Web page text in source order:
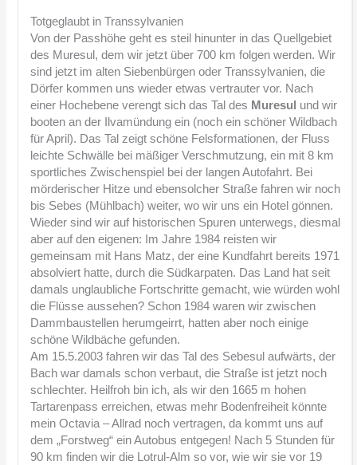
Totgeglaubt in Transsylvanien
Von der Passhöhe geht es steil hinunter in das Quellgebiet
des Muresul, dem wir jetzt über 700 km folgen werden. Wir
sind jetzt im alten Siebenbürgen oder Transsylvanien, die
Dörfer kommen uns wieder etwas vertrauter vor. Nach
einer Hochebene verengt sich das Tal des Muresul
und wir
booten an der Ilvamündung ein (noch ein schöner Wildbach
für April). Das Tal zeigt schöne Felsformationen, der Fluss
leichte Schwälle bei mäßiger Verschmutzung, ein mit 8 km
sportliches Zwischenspiel bei der langen Autofahrt. Bei
mörderischer Hitze und ebensolcher Straße fahren wir noch
bis Sebes (Mühlbach) weiter, wo wir uns ein Hotel gönnen.
Wieder sind wir auf historischen Spuren unterwegs, diesmal
aber auf den eigenen: Im Jahre 1984 reisten wir
gemeinsam mit Hans Matz, der eine Kundfahrt bereits 1971
absolviert hatte, durch die Südkarpaten. Das Land hat seit
damals unglaubliche Fortschritte gemacht, wie würden wohl
die Flüsse aussehen? Schon 1984 waren wir zwischen
Dammbaustellen herumgeirrt, hatten aber noch einige
schöne Wildbäche gefunden.
Am 15.5.2003 fahren wir das Tal des Sebesul aufwärts, der
Bach war damals schon verbaut, die Straße ist jetzt noch
schlechter. Heilfroh bin ich, als wir den 1665 m hohen
Tartarenpass erreichen, etwas mehr Bodenfreiheit könnte
mein Octavia – Allrad noch vertragen, da kommt uns auf
dem „Forstweg“ ein Autobus entgegen! Nach 5 Stunden für
90 km finden wir die Lotrul-Alm so vor, wie wir sie vor 19